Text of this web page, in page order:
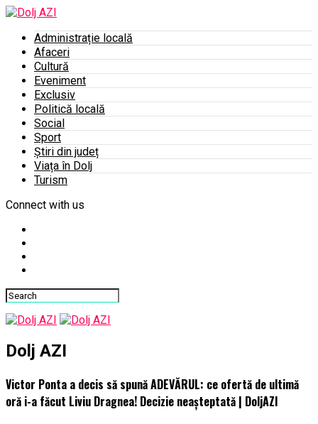
Administrație locală
Afaceri
Cultură
Eveniment
Exclusiv
Politică locală
Social
Sport
Știri din județ
Viața în Dolj
Turism
Connect with us
Dolj AZI
Victor Ponta a decis să spună ADEVĂRUL: ce ofertă de ultimă
oră i-a făcut Liviu Dragnea! Decizie neașteptată | DoljAZI